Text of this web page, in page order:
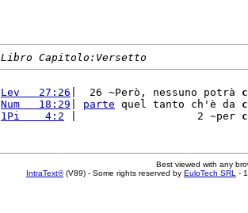
Libro Capitolo:Versetto
Lev   27:26 |  26 ~Però, nessuno potrà
Num   18:29 parte quel tanto ch'è da
1Pi    4:2 |                   2 ~per
Best viewed with any
IntraText®(V89) - Some rights reserved by EuloTech SRL -